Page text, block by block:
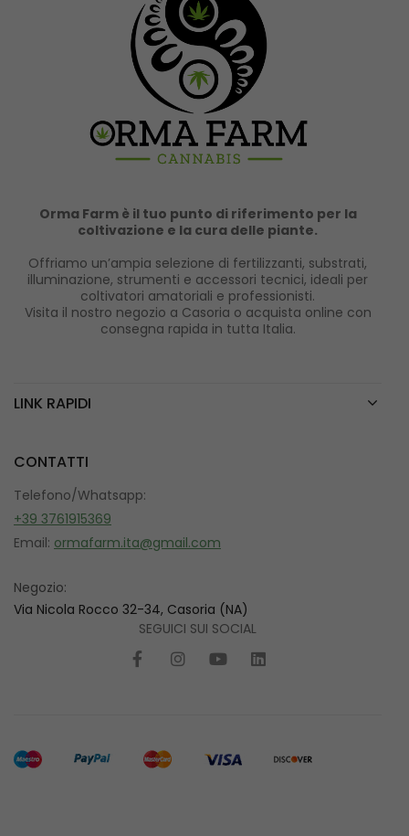
Orma Farm è il tuo punto di riferimento per la
coltivazione e la cura delle piante.
Offriamo un’ampia selezione di fertilizzanti, substrati,
illuminazione, strumenti e accessori tecnici, ideali per
coltivatori amatoriali e professionisti.
Visita il nostro negozio a Casoria o acquista online con
consegna rapida in tutta Italia.
LINK RAPIDI
CONTATTI
Telefono/Whatsapp:
+39 3761915369
Email: ormafarm.ita@gmail.com
Negozio:
Via Nicola Rocco 32-34, Casoria (NA)
SEGUICI SUI SOCIAL